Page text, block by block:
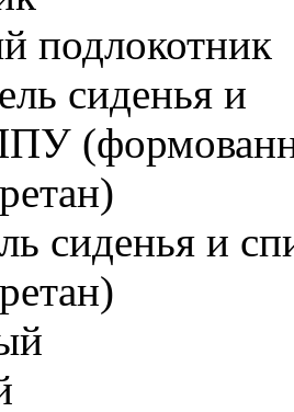
подлокотник
сиденья и